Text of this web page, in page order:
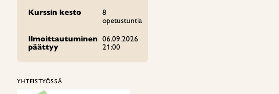
Kurssin kesto
8
opetustuntia
Ilmoittautuminen
päättyy
06.09.2026
21:00
YHTEISTYÖSSÄ